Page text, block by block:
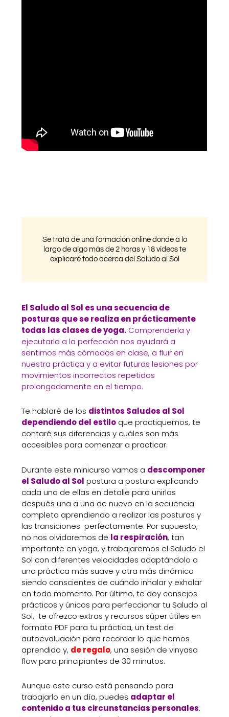
Se trata de una formación online donde a lo
largo de algo más de 2 horas y 18 vídeos te
explicaré todo acerca del Saludo al Sol
El Saludo al Sol es una secuencia de
posturas que se realiza en prácticamente
todas las clases de yoga. Comprenderla y
ejecutarla a la perfección nos ayudará a
sentirnos más cómodos en clase, a fluir en
nuestra práctica y a evitar futuras lesiones por
movimientos incorrectos repetidos
prolongadamente en el tiempo.
Te hablaré de los distintos Saludos al Sol
dependiendo del estilo que practiquemos, te
contaré sus diferencias y cuáles son más
accesibles para comenzar a practicar.
Durante este minicurso vamos a descomponer
el Saludo al Sol postura a postura explicando
cada una de ellas en detalle para unirlas
después una a una de nuevo en la secuencia
completa aprendiendo a realizar las posturas y
las transiciones perfectamente. Por supuesto,
no nos olvidaremos de la respiración, tan
importante en yoga, y trabajaremos el Saludo el
Sol con diferentes velocidades adaptándolo a
una práctica más suave y otra más dinámica
siendo conscientes de cuándo inhalar y exhalar
en todo momento. Por último, te doy consejos
prácticos y únicos para perfeccionar tu Saludo al
Sol, te ofrezco extras y recursos súper útiles en
formato PDF para tu práctica, un test de
autoevaluación para recordar lo que hemos
aprendido y, de regalo, una sesión de vinyasa
flow para principiantes de 30 minutos.
Aunque este curso está pensando para
trabajarlo en un día, puedes adaptar el
contenido a tus circunstancias personales.